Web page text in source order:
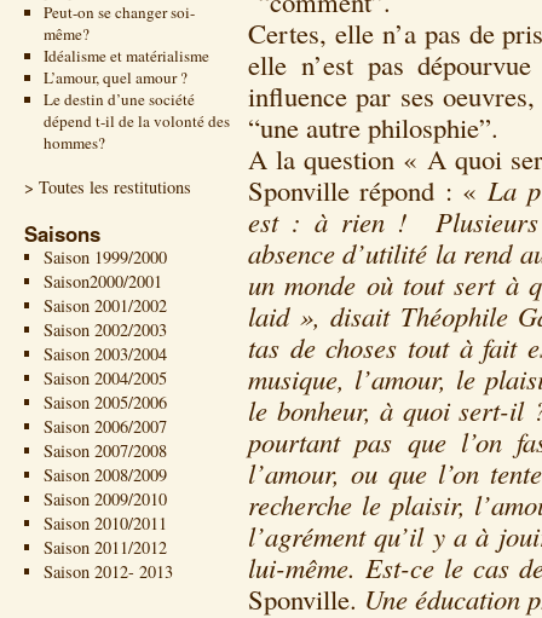
Peut-on se changer soi-
même?
Idéalisme et matérialisme
L’amour, quel amour ?
Le destin d’une société
dépend t-il de la volonté des
hommes?
> Toutes les restitutions
Saisons
Saison 1999/2000
Saison2000/2001
Saison 2001/2002
Saison 2002/2003
Saison 2003/2004
Saison 2004/2005
Saison 2005/2006
Saison 2006/2007
Saison 2007/2008
Saison 2008/2009
Saison 2009/2010
Saison 2010/2011
Saison 2011/2012
Saison 2012- 2013
Certes, elle n’a pas de
elle n’est pas
influence par ses
“une autre philosphie”.
A la question « A quoi
Sponville répond : «La
est : à rien ! Plusieurs
absence d’utilité la rend
un monde où tout sert à
laid », disait Théophile
tas de choses tout à fait
musique, l’amour, le
le bonheur, à quoi sert-il
pourtant pas que l’on
l’amour, ou que l’on
recherche le plaisir,
l’agrément qu’il y a à
lui-même. Est-ce le cas
Sponville. Une éducation